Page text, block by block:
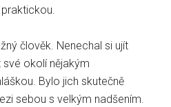
člověk. Nenechal si ujít
okolí nějakým
Bylo jich skutečně
sebou s velkým nadšením.